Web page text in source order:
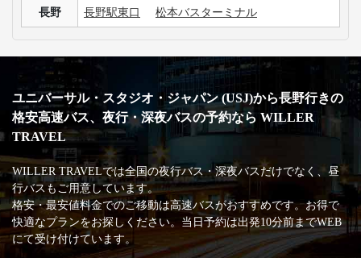
長野 長野駅東口 松本バスターミナル
ユニバーサル・スタジオ・ジャパン (USJ)から長野行きの
格安高速バス、夜行・深夜バスの予約なら WILLER
TRAVEL
WILLER TRAVELでは全国の夜行バス・深夜バスだけでなく、昼
行バスもご用意しています。
格安・最安値料金でのご移動は高速バスがおすすめです。お得で
快適なプランをお探しください。当日予約は出発10分前までWEB
にて受け付けています。